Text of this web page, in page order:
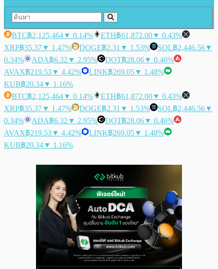
BTC฿2,125,464▼ 0.14% ETH฿61,872.00▼ 0.43%
XRP฿35.37▼ 1.47% DOGE฿2.31 ▼ 1.53% SOL฿2,446.56▼
0.34%
ADA฿6.32 ▼ 2.95% DOT฿28.06▼ 0.46%
AVAX฿219.53▼ 4.42% LINK฿269.05▼ 1.48%
KUB฿20.34▼ 1.16%
BTC฿2,125,464▼ 0.14% ETH฿61,872.00▼ 0.43%
XRP฿35.37▼ 1.47% DOGE฿2.31 ▼ 1.53% SOL฿2,446.56▼
0.34%
ADA฿6.32 ▼ 2.95% DOT฿28.06▼ 0.46%
AVAX฿219.53▼ 4.42% LINK฿269.05▼ 1.48%
KUB฿20.34▼ 1.16%